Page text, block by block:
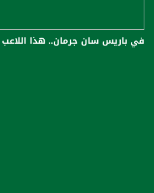
في باريس سان جرمان.. هذا اللاعب